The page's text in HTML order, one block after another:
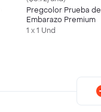
Pregcolor Prueba de
Embarazo Premium
1 x 1 Und